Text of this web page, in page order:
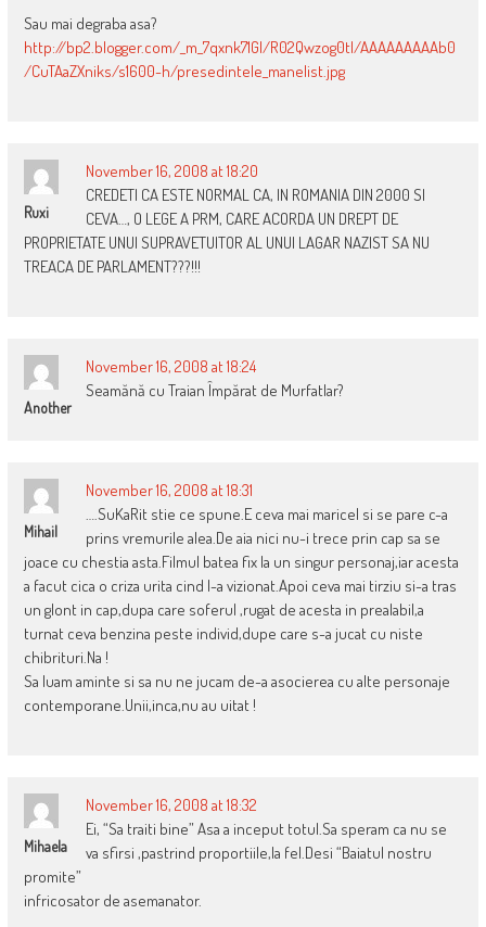
Sau mai degraba asa?
http://bp2.blogger.com/_m_7qxnk71GI/R02Qwzog0tI/AAAAAAAAAb0
/CuTAaZXniks/s1600-h/presedintele_manelist.jpg
Ruxi
November 16, 2008 at 18:20
CREDETI CA ESTE NORMAL CA, IN ROMANIA DIN 2000 SI
CEVA…, O LEGE A PRM, CARE ACORDA UN DREPT DE
PROPRIETATE UNUI SUPRAVETUITOR AL UNUI LAGAR NAZIST SA NU
TREACA DE PARLAMENT???!!!
Another
November 16, 2008 at 18:24
Seamănă cu Traian Împărat de Murfatlar?
Mihail
November 16, 2008 at 18:31
….SuKaRit stie ce spune.E ceva mai maricel si se pare c-a
prins vremurile alea.De aia nici nu-i trece prin cap sa se
joace cu chestia asta.Filmul batea fix la un singur personaj,iar acesta
a facut cica o criza urita cind l-a vizionat.Apoi ceva mai tirziu si-a tras
un glont in cap,dupa care soferul ,rugat de acesta in prealabil,a
turnat ceva benzina peste individ,dupe care s-a jucat cu niste
chibrituri.Na !
Sa luam aminte si sa nu ne jucam de-a asocierea cu alte personaje
contemporane.Unii,inca,nu au uitat !
Mihaela
November 16, 2008 at 18:32
Ei, “Sa traiti bine” Asa a inceput totul.Sa speram ca nu se
va sfirsi ,pastrind proportiile,la fel.Desi “Baiatul nostru
promite”
infricosator de asemanator.